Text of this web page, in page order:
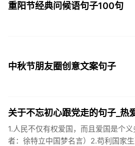
重阳节经典问候语句子100句
中秋节朋友圈创意文案句子
关于不忘初心跟党走的句子_热
1.人民不仅有权爱国，而且爱国是个
者：徐特立中国梦名言）2.苟利国家